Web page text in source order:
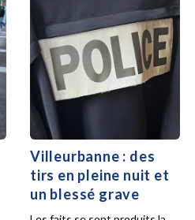
Villeurbanne : des
tirs en pleine nuit et
un blessé grave